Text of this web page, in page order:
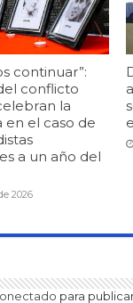
continuar”:
conflicto
la
en el caso de
a un año del
2026
para